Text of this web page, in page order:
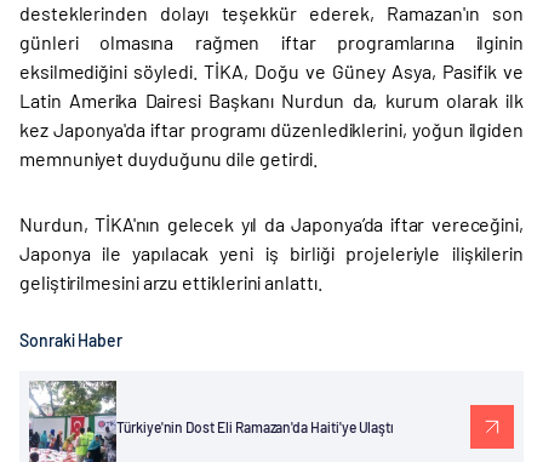
desteklerinden dolayı teşekkür ederek, Ramazan'ın son
günleri olmasına rağmen iftar programlarına ilginin
eksilmediğini söyledi. TİKA, Doğu ve Güney Asya, Pasifik ve
Latin Amerika Dairesi Başkanı Nurdun da, kurum olarak ilk
kez Japonya'da iftar programı düzenlediklerini, yoğun ilgiden
memnuniyet duyduğunu dile getirdi.
Nurdun, TİKA'nın gelecek yıl da Japonya’da iftar vereceğini,
Japonya ile yapılacak yeni iş birliği projeleriyle ilişkilerin
geliştirilmesini arzu ettiklerini anlattı.
Sonraki Haber
Türkiye'nin Dost Eli Ramazan'da Haiti'ye Ulaştı